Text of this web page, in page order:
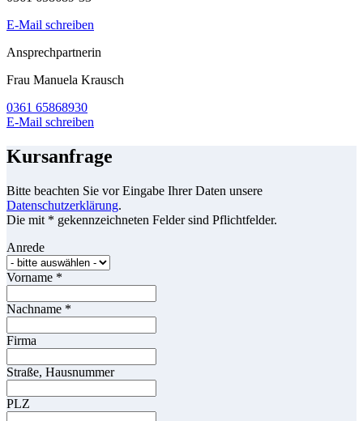
E-Mail schreiben
Ansprechpartnerin
Frau Manuela Krausch
0361 65868930
E-Mail schreiben
Kursanfrage
Bitte beachten Sie vor Eingabe Ihrer Daten unsere
Datenschutzerklärung.
Die mit * gekennzeichneten Felder sind Pflichtfelder.
Anrede
Vorname *
Nachname *
Firma
Straße, Hausnummer
PLZ